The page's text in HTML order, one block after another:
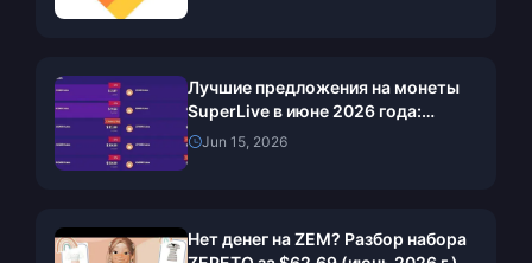
Лучшие предложения на монеты
SuperLive в июне 2026 года:
разбор цен у реселлеров
Jun 15, 2026
Нет денег на ZEM? Разбор набора